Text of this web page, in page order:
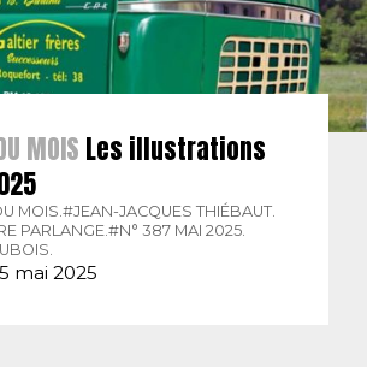
MOIS Les illustrations
MOIS. #JEAN-JACQUES THIÉBAUT.
PARLANGE. #N° 387 MAI 2025.
mai 2025